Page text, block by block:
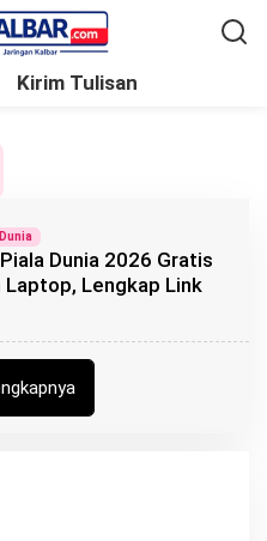
Kirim Tulisan
Dunia 2026 Gratis
Laptop, Lengkap Link